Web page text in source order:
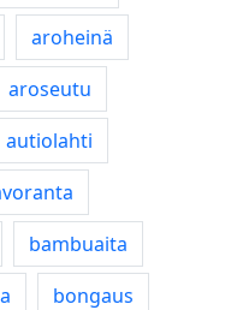
aroheinä
aroseutu
autiolahti
bambuaita
bongaus